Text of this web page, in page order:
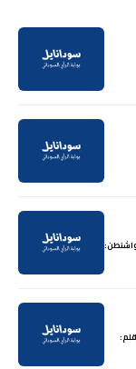
واشنطن: